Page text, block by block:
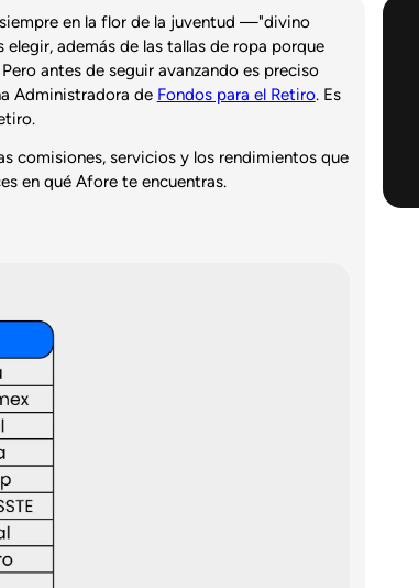
en la flor de la juventud —"divino
además de las tallas de ropa porque
antes de seguir avanzando es preciso
Administradora de Fondos para el Retiro. Es
comisiones, servicios y los rendimientos que
en qué Afore te encuentras.